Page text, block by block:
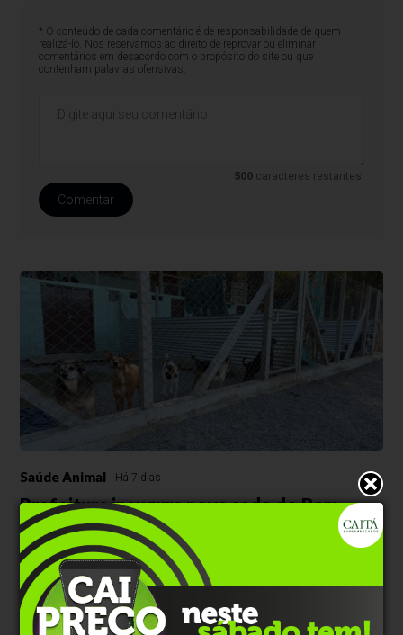
* O conteúdo de cada comentário é de responsabilidade de quem
realizá-lo. Nos reservamos ao direito de reprovar ou eliminar
comentários em desacordo com o propósito do site ou que
contenham palavras ofensivas.
500 caracteres restantes.
Comentar
Saúde Animal Há 7 dias
Prefeitura inaugura nova sede do Bem-
Estar Animal no bairro Imigrante
Estrutura de 6 mil metros quadrados passa a acolher animais
resgatados em espaço próprio do município; local conta com
atendimento veterinário e área de convivência